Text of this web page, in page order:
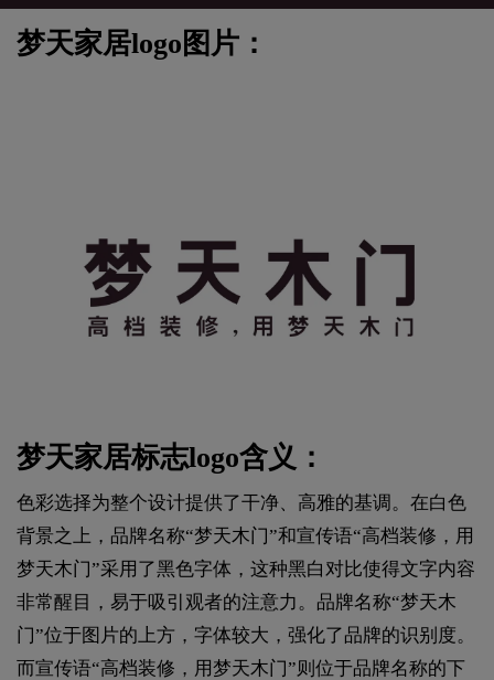
梦天家居logo图片：
梦天家居标志logo含义：
色彩选择为整个设计提供了干净、高雅的基调。在白色
背景之上，品牌名称“梦天木门”和宣传语“高档装修，用
梦天木门”采用了黑色字体，这种黑白对比使得文字内容
非常醒目，易于吸引观者的注意力。品牌名称“梦天木
门”位于图片的上方，字体较大，强化了品牌的识别度。
而宣传语“高档装修，用梦天木门”则位于品牌名称的下